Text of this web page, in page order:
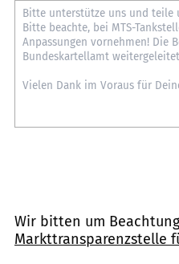
Wir bitten um
Markttransparenzstelle